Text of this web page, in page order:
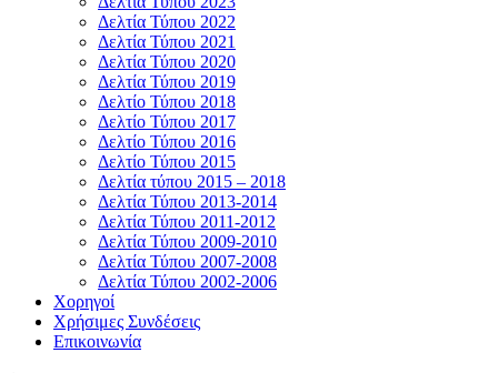
Δελτία Τύπου 2022
Δελτία Τύπου 2021
Δελτία Τύπου 2020
Δελτία Τύπου 2019
Δελτίο Τύπου 2018
Δελτίο Τύπου 2017
Δελτίο Τύπου 2016
Δελτίο Τύπου 2015
Δελτία τύπου 2015 – 2018
Δελτία Τύπου 2013-2014
Δελτία Τύπου 2011-2012
Δελτία Τύπου 2009-2010
Δελτία Τύπου 2007-2008
Δελτία Τύπου 2002-2006
Χορηγοί
Χρήσιμες Συνδέσεις
Επικοινωνία